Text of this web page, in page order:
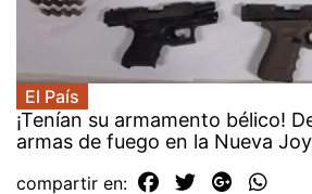
El País
¡Tenían su armamento bélico!
armas de fuego en la Nueva
compartir en: